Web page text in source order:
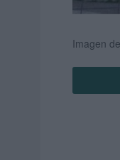
Imagen